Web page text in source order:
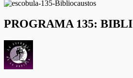
PROGRAMA 135: